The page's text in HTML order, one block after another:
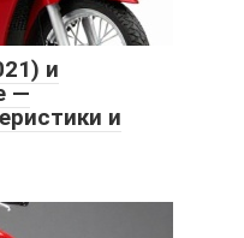
и
—
и